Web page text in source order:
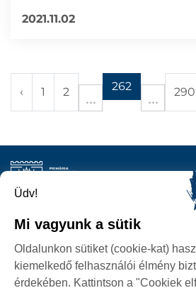
2021.11.02
‹ 1 2 262 290
POLGÁRMESTERI
P-ȚA 25 OCTOMBRIE, NR. 1 CORP
Üdv!
Mi vagyunk a sütik
Oldalunkon sütiket (cookie-kat)
kiemelkedő felhasználói élmény
érdekében. Kattintson a "Cookiek